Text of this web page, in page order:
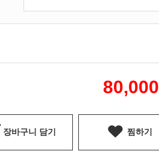
80,000
장바구니 담기 찜하기